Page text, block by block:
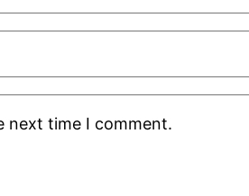
next time I comment.